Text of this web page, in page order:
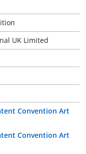
UK Limited
Convention Art
Convention Art